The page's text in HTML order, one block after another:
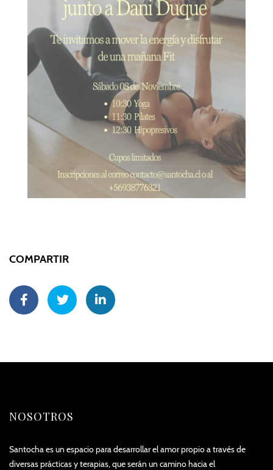
COMPARTIR
NOSOTROS
Santocha es un espacio para desarrollar el amor propio a través de
diversas prácticas y terapias, que serán un camino hacia el